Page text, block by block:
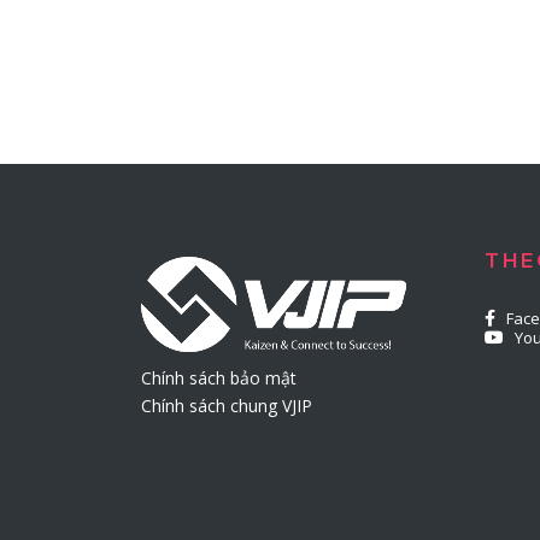
Chính sách bảo mật
Chính sách chung VJIP